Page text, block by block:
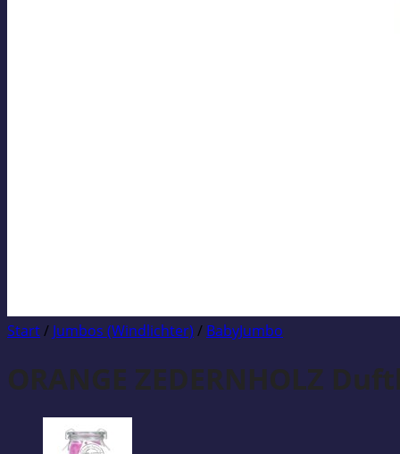
Start/ Jumbos (Windlichter) / BabyJumbo
ORANGE ZEDERNHOLZ